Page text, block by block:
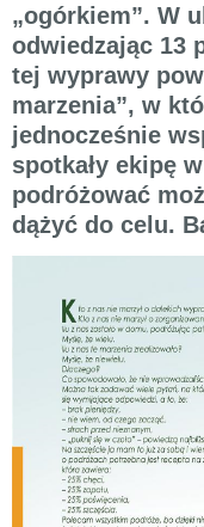
„ogórkiem”. W
odwiedzając 13
tej wyprawy
marzenia”, w
jednocześnie
spotkały ekipę
podróżować
dążyć do celu.